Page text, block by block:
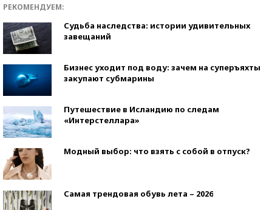
РЕКОМЕНДУЕМ:
Судьба наследства: истории удивительных
завещаний
Бизнес уходит под воду: зачем на суперъяхты
закупают субмарины
Путешествие в Исландию по следам
«Интерстеллара»
Модный выбор: что взять с собой в отпуск?
Самая трендовая обувь лета – 2026